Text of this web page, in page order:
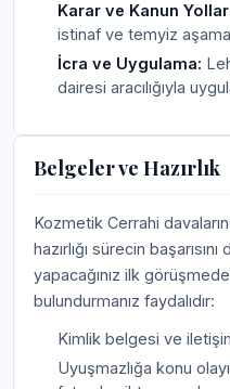
Karar ve Kanun
istinaf ve temyiz
İcra ve Uygulama:
dairesi aracılığıyla
Belgeler ve Hazırlık
Kozmetik Cerrahi
hazırlığı sürecin
yapacağınız ilk
bulundurmanız faydalıdır:
Kimlik belgesi ve
Uyuşmazlığa konu